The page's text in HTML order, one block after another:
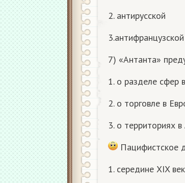
2. антирусской
3.антифранцузской
7) «Антанта»
1. о разделе сфер
2. о торговле в
3. о территориях в
Пацифистское
1. середине XIX